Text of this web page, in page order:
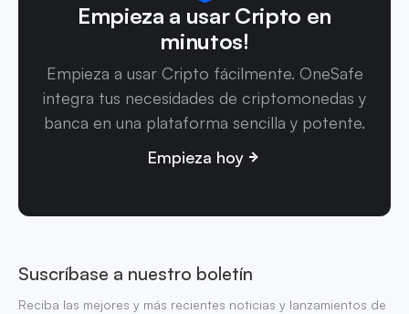
Empieza a usar Cripto en
minutos!
Empieza a usar Cripto fácilmente. OneSafe
integra tus necesidades de criptomonedas y
banca en una plataforma sencilla y potente.
Empieza hoy
Suscríbase a nuestro boletín
Reciba las mejores y más recientes noticias y lanzamientos de